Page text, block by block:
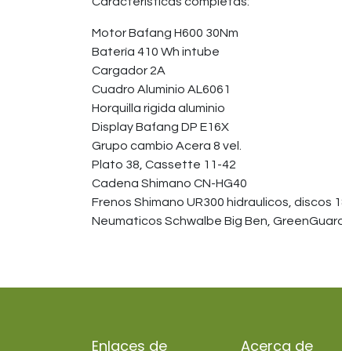
Motor Bafang H600 30Nm
Batería 410 Wh intube
Cargador 2A
Cuadro Aluminio AL6061
Horquilla rigida aluminio
Display Bafang DP E16X
Grupo cambio Acera 8 vel.
Plato 38, Cassette 11-42
Cadena Shimano CN-HG40
Frenos Shimano UR300 hidraulicos, discos
Neumaticos Schwalbe Big Ben,
Enlaces de Acerca de